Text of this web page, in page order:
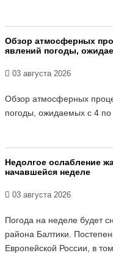
Обзор атмосферных
явлений погоды,
03 августа 2026
Обзор атмосферных
погоды, ожидаемых с 4 по
Недолгое ослабление
начавшейся неделе
03 августа 2026
Погода на неделе будет
района Балтики.
Европейской России, в